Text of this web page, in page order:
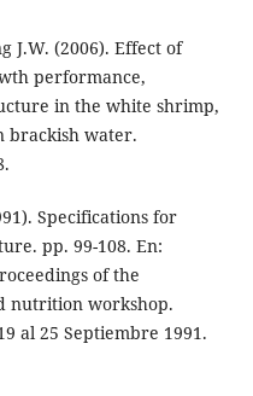
J.W. (2006). Effect of
performance,
in the white shrimp,
brackish water.
Specifications for
pp. 99-108. En:
of the
nutrition workshop.
al 25 Septiembre 1991.